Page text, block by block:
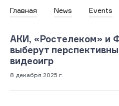
Главная News Events
АКИ, «Ростелеком» и
выберут
видеоигр
8 декабря 2025 г.